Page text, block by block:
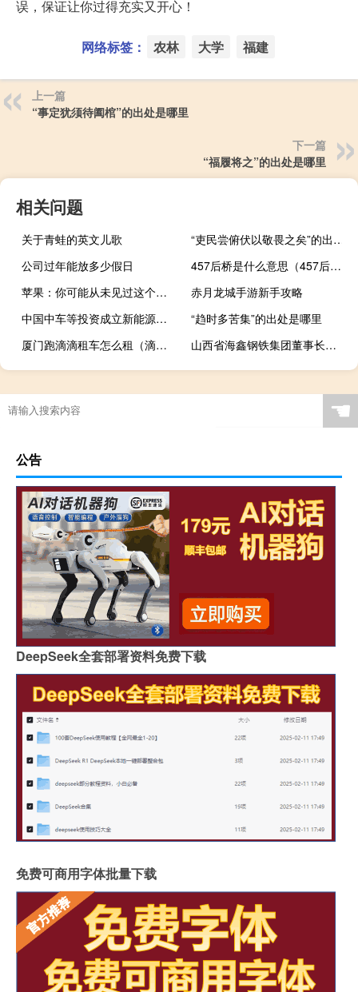
误，保证让你过得充实又开心！
网络标签： 农林 大学 福建
上一篇
“事定犹须待阖棺”的出处是哪里
下一篇
“福履将之”的出处是哪里
相关问题
关于青蛙的英文儿歌
“吏民尝俯伏以敬畏之矣”的出处是哪里
公司过年能放多少假日
457后桥是什么意思（457后桥）
苹果：你可能从未见过这个秘密的库比蒂诺产品
赤月龙城手游新手攻略
中国中车等投资成立新能源技术公司
“趋时多苦集”的出处是哪里
厦门跑滴滴租车怎么租（滴滴租车怎么租）
山西省海鑫钢铁集团董事长（李兆会-山西海鑫钢铁集团前任董事长介绍）
☚
公告
DeepSeek全套部署资料免费下载
免费可商用字体批量下载